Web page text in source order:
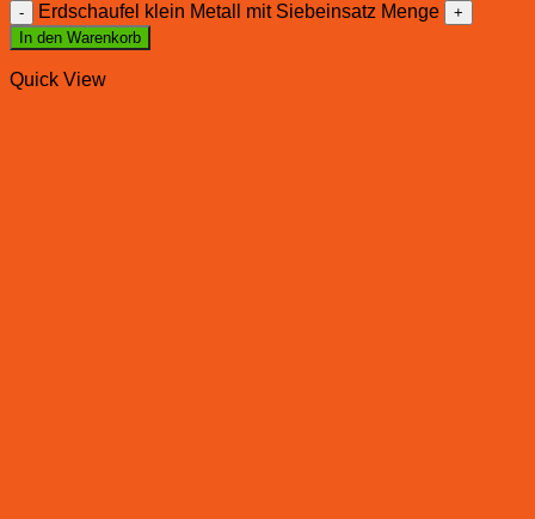
Erdschaufel klein Metall mit Siebeinsatz Menge
In den Warenkorb
Quick View